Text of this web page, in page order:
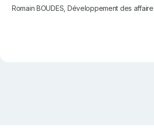
Romain BOUDES, Développement des